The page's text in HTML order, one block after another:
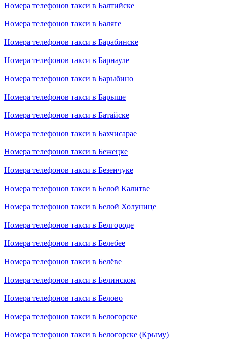
Номера телефонов такси в Балтийске
Номера телефонов такси в Баляге
Номера телефонов такси в Барабинске
Номера телефонов такси в Барнауле
Номера телефонов такси в Барыбино
Номера телефонов такси в Барыше
Номера телефонов такси в Батайске
Номера телефонов такси в Бахчисарае
Номера телефонов такси в Бежецке
Номера телефонов такси в Безенчуке
Номера телефонов такси в Белой Калитве
Номера телефонов такси в Белой Холунице
Номера телефонов такси в Белгороде
Номера телефонов такси в Белебее
Номера телефонов такси в Белёве
Номера телефонов такси в Белинском
Номера телефонов такси в Белово
Номера телефонов такси в Белогорске
Номера телефонов такси в Белогорске (Крыму)